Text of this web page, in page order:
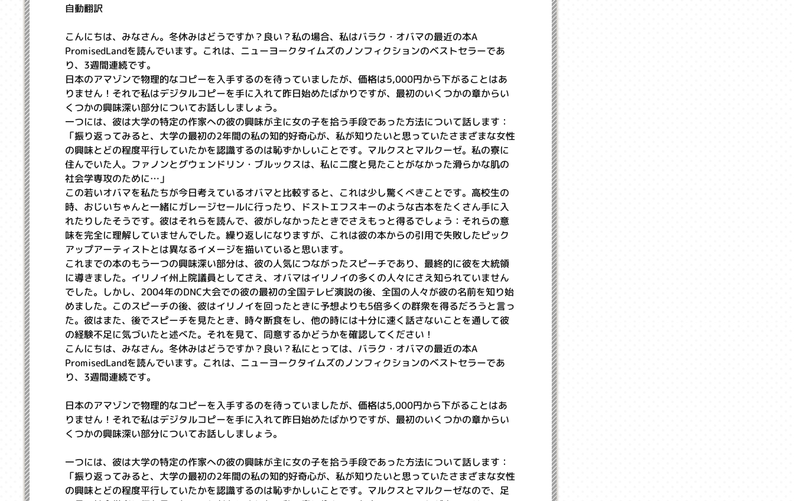
自動翻訳
こんにちは、みなさん。冬休みはどうですか？良い？私の場合、私はバラク・オバマの最近の本A
PromisedLandを読んでいます。これは、ニューヨークタイムズのノンフィクションのベストセラーであ
り、3週間連続です。
日本のアマゾンで物理的なコピーを入手するのを待っていましたが、価格は5,000円から下がることはあ
りません！それで私はデジタルコピーを手に入れて昨日始めたばかりですが、最初のいくつかの章からい
くつかの興味深い部分についてお話ししましょう。
一つには、彼は大学の特定の作家への彼の興味が主に女の子を拾う手段であった方法について話します：
「振り返ってみると、大学の最初の2年間の私の知的好奇心が、私が知りたいと思っていたさまざまな女性
の興味とどの程度平行していたかを認識するのは恥ずかしいことです。マルクスとマルクーゼ。私の寮に
住んでいた人。ファノンとグウェンドリン・ブルックスは、私に二度と見たことがなかった滑らかな肌の
社会学専攻のために…」
この若いオバマを私たちが今日考えているオバマと比較すると、これは少し驚くべきことです。高校生の
時、おじいちゃんと一緒にガレージセールに行ったり、ドストエフスキーのような古本をたくさん手に入
れたりしたそうです。彼はそれらを読んで、彼がしなかったときでさえもっと得るでしょう：それらの意
味を完全に理解していませんでした。繰り返しになりますが、これは彼の本からの引用で失敗したピック
アップアーティストとは異なるイメージを描いていると思います。
これまでの本のもう一つの興味深い部分は、彼の人気につながったスピーチであり、最終的に彼を大統領
に導きました。イリノイ州上院議員としてさえ、オバマはイリノイの多くの人々にさえ知られていません
でした。しかし、2004年のDNC大会での彼の最初の全国テレビ演説の後、全国の人々が彼の名前を知り始
めました。このスピーチの後、彼はイリノイを回ったときに予想よりも5倍多くの群衆を得るだろうと言っ
た。彼はまた、後でスピーチを見たとき、時々断食をし、他の時には十分に速く話さないことを通して彼
の経験不足に気づいたと述べた。それを見て、同意するかどうかを確認してください！
こんにちは、みなさん。冬休みはどうですか？良い？私にとっては、バラク・オバマの最近の本A
PromisedLandを読んでいます。これは、ニューヨークタイムズのノンフィクションのベストセラーであ
り、3週間連続です。
日本のアマゾンで物理的なコピーを入手するのを待っていましたが、価格は5,000円から下がることはあ
りません！それで私はデジタルコピーを手に入れて昨日始めたばかりですが、最初のいくつかの章からい
くつかの興味深い部分についてお話ししましょう。
一つには、彼は大学の特定の作家への彼の興味が主に女の子を拾う手段であった方法について話します：
「振り返ってみると、大学の最初の2年間の私の知的好奇心が、私が知りたいと思っていたさまざまな女性
の興味とどの程度平行していたかを認識するのは恥ずかしいことです。マルクスとマルクーゼなので、足